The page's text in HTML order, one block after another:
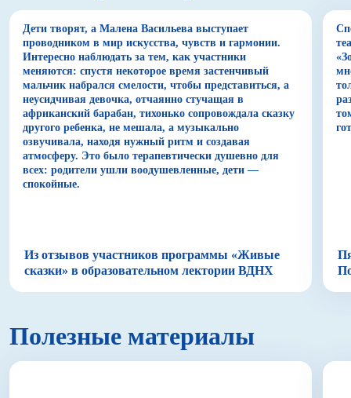
настольный аквагрим-театр. В сенсорном
спектакле-игре «Ручные звери» режиссер
отказывается от кукол и создает персонажей из рук
главной героини, а также рук детей, используя
аквагрим. Проводники зрителей в сказочной
истории о жителях Африки (в основе сюжета —
сказка Редьярда Киплинга «Слоненок») —
Путешественница, Художница и Музыкант. Вместе с
ними юные зрители изучают карту южного
континента, знакомятся с разными животными,
действо, в котором зрители — активные участники.
Дети учатся взаимодействовать друг с другом,
Второй спектакль из этой серии — «Тайна планеты
Кеплер», где руки детей превращаются с помощью
грима в инопланетян. В этой постановке в действие
Из отзывов участников программы «Живые
сказки» в образовательном лектории ВДНХ
Дети творят, а Малена Васильева выступает
проводником в мир искусства, чувств и гармонии.
Интересно наблюдать за тем, как участники
меняются: спустя некоторое время застенчивый
мальчик набрался смелости, чтобы представиться, а
неусидчивая девочка, отчаянно стучащая в
африканский барабан, тихонько сопровождала сказку
другого ребенка, не мешала, а музыкально
озвучивала, находя нужный ритм и создавая
атмосферу. Это было терапевтически душевно для
всех: родители ушли воодушевленные, дети —
спокойные.
Полезные материалы